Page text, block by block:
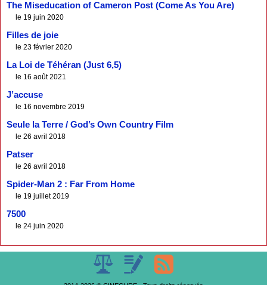
The Miseducation of Cameron Post (Come As You Are)
le 19 juin 2020
Filles de joie
le 23 février 2020
La Loi de Téhéran (Just 6,5)
le 16 août 2021
J’accuse
le 16 novembre 2019
Seule la Terre / God’s Own Country Film
le 26 avril 2018
Patser
le 26 avril 2018
Spider-Man 2 : Far From Home
le 19 juillet 2019
7500
le 24 juin 2020